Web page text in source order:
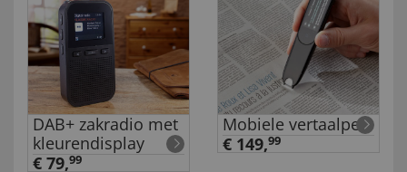
DAB+ zakradio met
kleurendisplay
€ 79,99
Mobiele vertaalpen
€ 149,99